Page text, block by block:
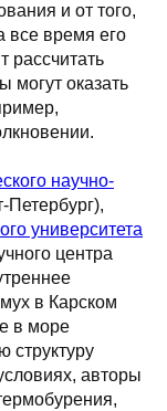
и от того,
все время его
рассчитать
могут оказать
научно-
Петербург),
университета
центра
в Карском
в море
структуру
авторы